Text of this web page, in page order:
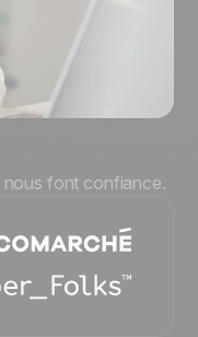
nous font confiance.